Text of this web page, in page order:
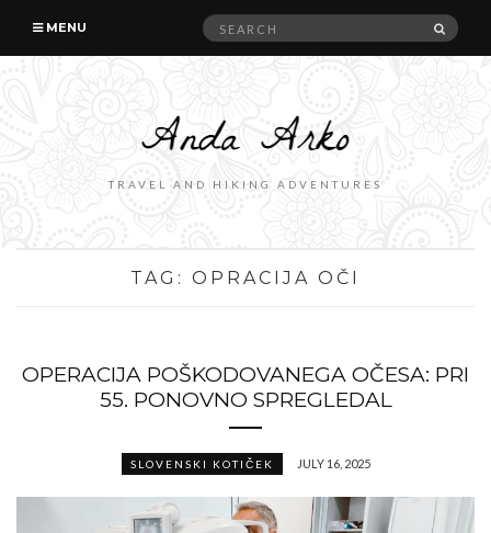
MENU
Search
TRAVEL AND HIKING ADVENTURES
TAG: OPRACIJA OČI
OPERACIJA POŠKODOVANEGA OČESA: PRI
55. PONOVNO SPREGLEDAL
SLOVENSKI KOTIČEK JULY 16, 2025